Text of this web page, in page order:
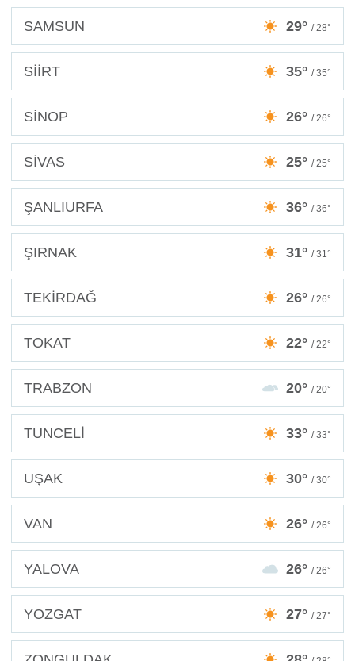
SAMSUN 29° / 28°
SİİRT 35° / 35°
SİNOP 26° / 26°
SİVAS 25° / 25°
ŞANLIURFA 36° / 36°
ŞIRNAK 31° / 31°
TEKİRDAĞ 26° / 26°
TOKAT 22° / 22°
TRABZON 20° / 20°
TUNCELİ 33° / 33°
UŞAK 30° / 30°
VAN 26° / 26°
YALOVA 26° / 26°
YOZGAT 27° / 27°